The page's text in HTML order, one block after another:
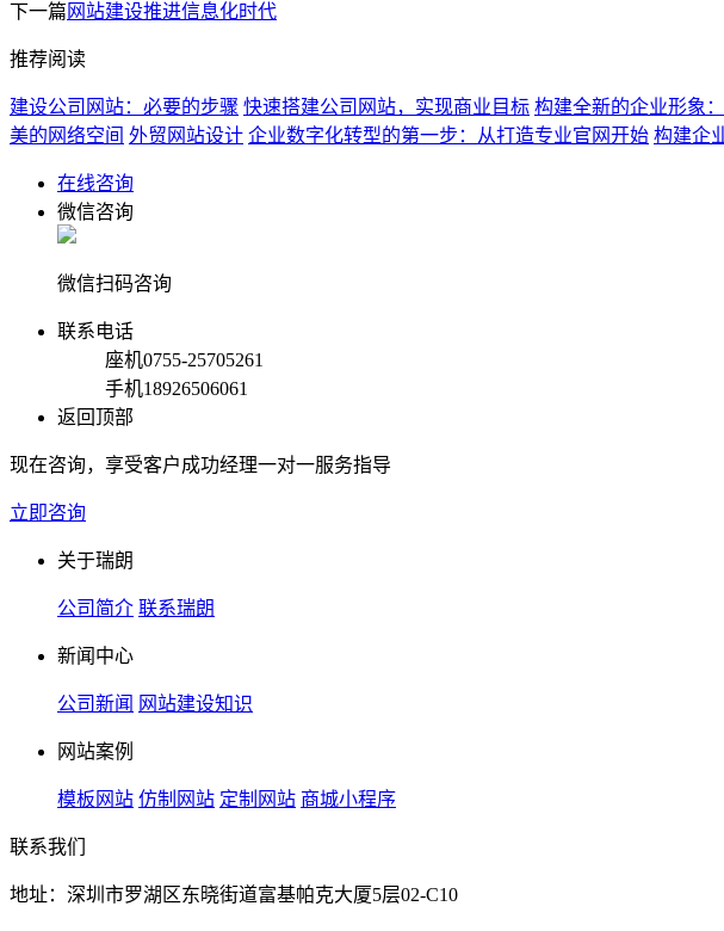
下一篇 网站建设推进信息化时代
推荐阅读
建设公司网站：必要的步骤 快速搭建公司网站，实现商业目标 构建全新的企业形象
美的网络空间 外贸网站设计 企业数字化转型的第一步：从打造专业官网开始 构建企
在线咨询
微信咨询
微信扫码咨询
联系电话
座机0755-25705261
手机18926506061
返回顶部
现在咨询，享受客户成功经理一对一服务指导
立即咨询
关于瑞朗
公司简介 联系瑞朗
新闻中心
公司新闻 网站建设知识
网站案例
模板网站 仿制网站 定制网站 商城小程序
联系我们
地址：深圳市罗湖区东晓街道富基帕克大厦5层02-C10